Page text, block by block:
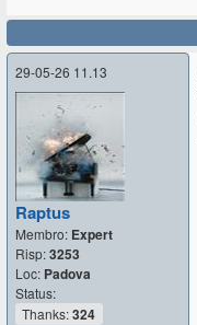
29-05-26 11.13
Raptus
Membro: Expert
Risp:3253
Loc: Padova
Status:
Thanks:324